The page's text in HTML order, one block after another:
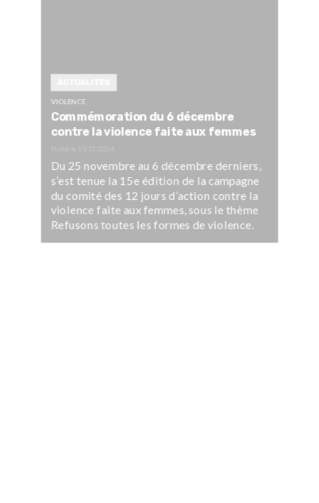
VIOLENCE
Commémoration du 6 décembre
contre la violence faite aux femmes
Du 25 novembre au 6 décembre derniers,
s’est tenue la 15e édition de la campagne
du comité des 12 jours d’action contre la
violence faite aux femmes, sous le thème
Refusons toutes les formes de violence.